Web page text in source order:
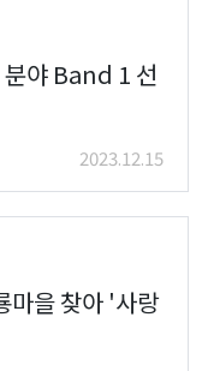
야 Band 1 선
2023.12.15
마을 찾아 '사랑